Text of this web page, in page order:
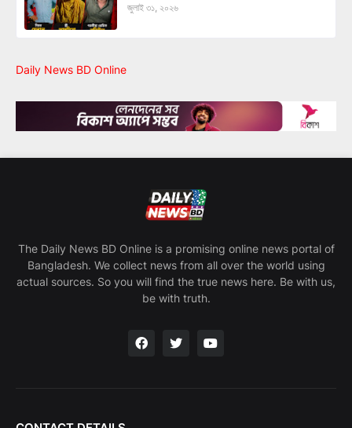
জুলাই ৩১, ২০২৬
Daily News BD Online
The Daily News BD Online is a promising online news portal of
Bangladesh. We collect news from all over the world using
actual sources. So you will find the true news here. Be with us,
be with truth.